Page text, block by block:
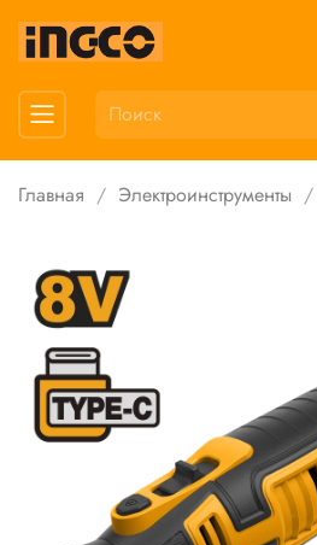
Главная Электроинструменты